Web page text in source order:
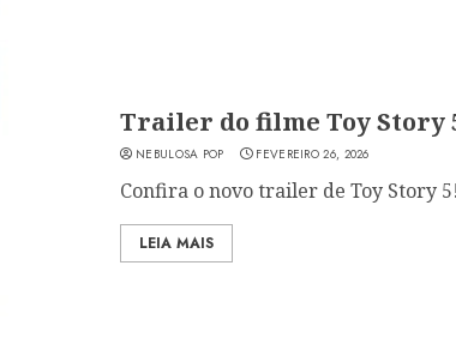
Trailer do filme Toy Story
NEBULOSA POP FEVEREIRO 26, 2026
Confira o novo trailer de Toy Story 5!
LEIA MAIS